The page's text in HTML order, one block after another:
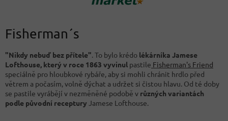
Fisherman´s
"Nikdy nebuď bez přítele". To bylo krédo lékárníka Jamese
Lofthouse, který v roce 1863 vyvinul pastile Fisherman's Friend
speciálně pro hloubkové rybáře, aby si mohli chránit hrdlo před
větrem a počasím, volně dýchat a udržet si čistou hlavu. Od té doby
se pastile vyrábějí v nezměněné podobě v různých variantách
podle původní receptury Jamese Lofthouse.